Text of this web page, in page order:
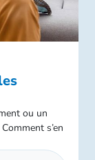
ou un
s’en